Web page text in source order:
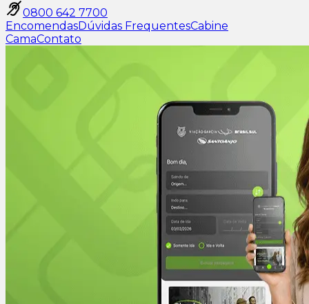
0800 642 7700
EncomendasDúvidas FrequentesCabine
CamaContato